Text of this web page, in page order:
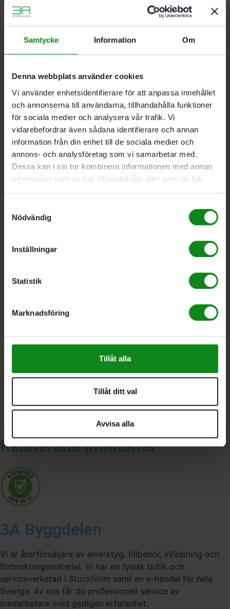
Samtycke Information Om
Denna webbplats använder cookies
Vi använder enhetsidentifierare för att anpassa innehållet
och annonserna till användarna, tillhandahålla funktioner
för sociala medier och analysera vår trafik. Vi
vidarebefordrar även sådana identifierare och annan
information från din enhet till de sociala medier och
annons- och analysföretag som vi samarbetar med.
Dessa kan i sin tur kombinera informationen med annan
information som du har tillhandahållit eller som de har
Nödvändig
Inställningar
Statistik
Marknadsföring
Tillåt alla
Tillåt ditt val
Avvisa alla
Lätt att placera: fästs snabbt på metallytor med
Tekniska data.
Batterispänning (märkspänning) 18 V
Ljusflöde max. 5 000 lm
Antal ljusstyrkor steglöst
Drifttid vid max. ljusflöde 30 min/Ah
Färgtemperatur 5 000 K
Färgåtergivning (CRI) >80 Ra
Höljets skyddsklass IP 54
Belysning 18 W; Lumenvärde nivå 1/nivå 2 310/769 lm;
Brinntid (internt batteri) nivå 1/nivå 2 290/120 min;
Batterikapacitet Li-jon 2.9 Ah; Laddningstid Li-jon 200
min; Tillåtet temperaturområde -5/+ 55 °C; Drivs med
Festool-batterier 10.8 – 18 V; Höljets skyddsklass IP 2X;
Det finns inga recensioner än.
Bli först med att recensera ”Festool Batteridriven
bygglampa KBS C”
Du måste varainloggadför att skriva en recension.
Relaterade produkter
3A Byggdelen
Vi är återförsäljare av elverktyg, tillbehör, infästning och
förbrukningsmaterial. Vi har en fysisk butik och
serviceverkstad i Stockholm samt en e-handel för hela
Sverige. Av oss får du professionell service av
medarbetare med gedigen erfarenhet.